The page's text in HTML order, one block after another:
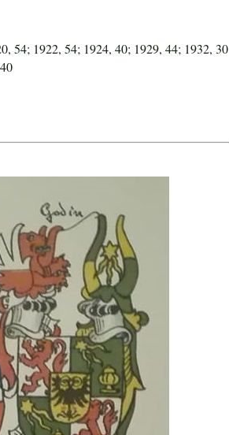
54; 1922, 54; 1924, 40; 1929, 44; 1932, 30